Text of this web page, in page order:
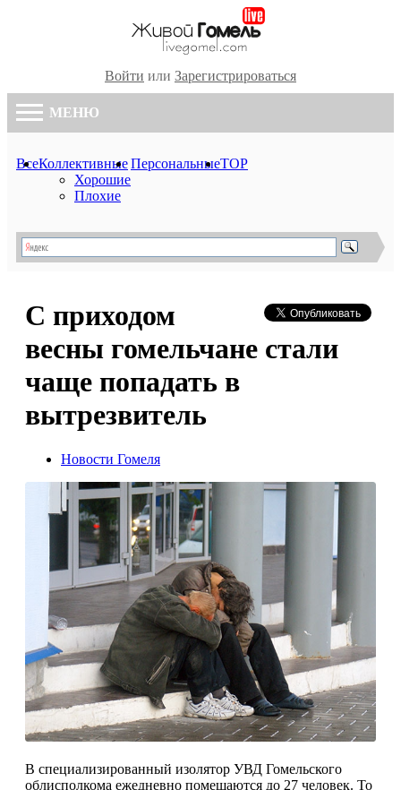
Войти или Зарегистрироваться
МЕНЮ
ВсеКоллективные
Хорошие
Плохие
ПерсональныеTOP
С приходом
весны гомельчане стали
чаще попадать в
вытрезвитель
Новости Гомеля
В специализированный изолятор УВД Гомельского
облисполкома ежедневно помещаются до 27 человек. То